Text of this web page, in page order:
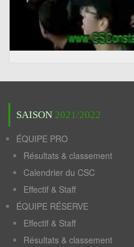
SAISON 2021/2022
ÉQUIPE PRO
Résultats & classement
Calendrier du CSC
Effectif & Staff
ÉQUIPE RÉSERVE
Effectif & Staff
Résultats & classement